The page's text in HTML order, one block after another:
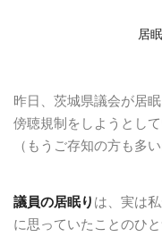
居
昨日、茨城県議会が居
傍聴規制をしようとし
（もうご存知の方も多い
議員の居眠り は、実は
に思っていたことのひと